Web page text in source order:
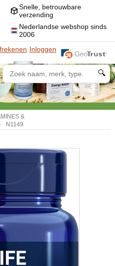
Snelle, betrouwbare
verzending
Nederlandse webshop sinds
2006
Inloggen
🔍
&
N1149